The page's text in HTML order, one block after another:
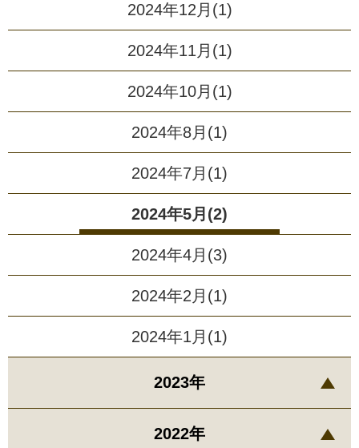
2024年12月(1)
2024年11月(1)
2024年10月(1)
2024年8月(1)
2024年7月(1)
2024年5月(2)
2024年4月(3)
2024年2月(1)
2024年1月(1)
2023年
2022年